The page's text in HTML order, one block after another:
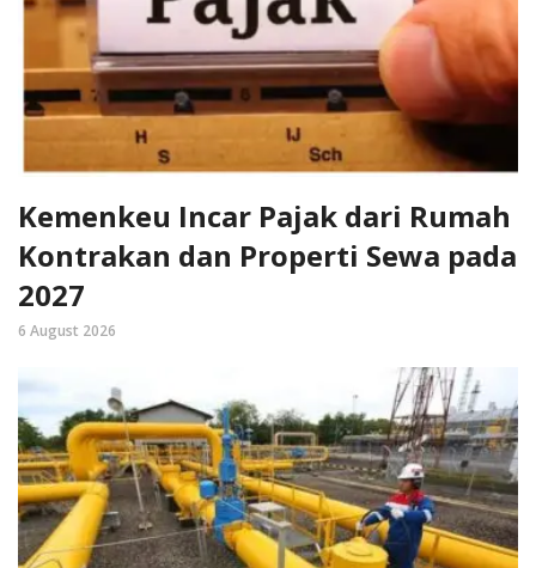
Kemenkeu Incar Pajak dari Rumah
Kontrakan dan Properti Sewa pada
2027
6 August 2026